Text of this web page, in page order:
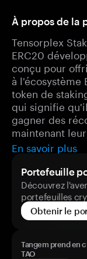
À propos de la
Tensorplex
ERC20
conçu pour
à l'écosystème
token de
qui signifie
gagner des
maintenant
En savoir plus
Portefeuille
Découvrez
portefeuilles
Obtenir le
Tangem prend en
TAO